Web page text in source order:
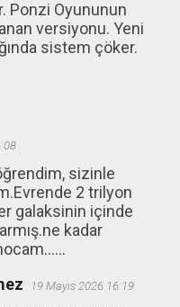
Ponzi Oyununun
versiyonu. Yeni
sistem çöker.
sizinle
2 trilyon
galaksinin içinde
kadar
19 Mayıs 2026 16:19